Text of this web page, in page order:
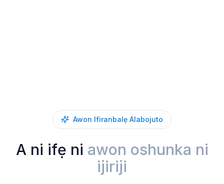
Awon Ifiranbalẹ Alabojuto
A ni ifẹ ni awon oshunka ni
ijiriji